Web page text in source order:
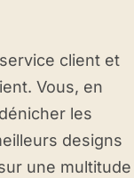
client et
Vous, en
les
designs
une multitude